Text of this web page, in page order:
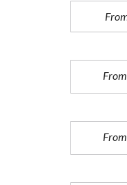
From
From